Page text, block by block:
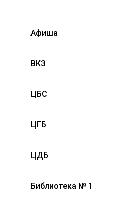
Афиша
ВКЗ
ЦБС
ЦГБ
ЦДБ
Библиотека № 1